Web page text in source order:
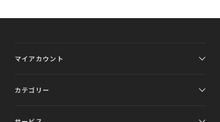
マイアカウント
カテゴリー